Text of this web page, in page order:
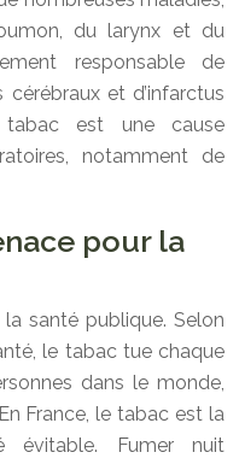
du larynx et du
responsable de
et d’infarctus
est une cause
notamment de
pour la
santé publique. Selon
le tabac tue chaque
dans le monde,
France, le tabac est la
évitable. Fumer nuit